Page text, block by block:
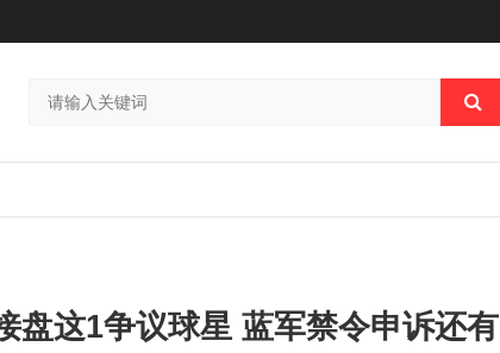
盘这1争议球星 蓝军禁令申诉还有